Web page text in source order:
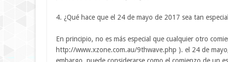
4. ¿Qué hace que el 24 de mayo de 2017 sea tan
En principio, no es más especial que cualquier otro
http://www.xzone.com.au/9thwave.php ). el 24 de